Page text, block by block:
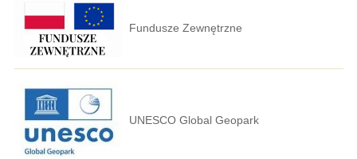
Fundusze Zewnętrzne
UNESCO Global Geopark